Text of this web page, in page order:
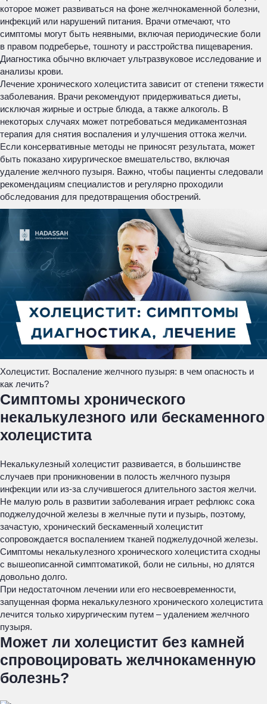
которое может развиваться на фоне желчнокаменной болезни,
инфекций или нарушений питания. Врачи отмечают, что
симптомы могут быть неявными, включая периодические боли
в правом подреберье, тошноту и расстройства пищеварения.
Диагностика обычно включает ультразвуковое исследование и
анализы крови.
Лечение хронического холецистита зависит от степени тяжести
заболевания. Врачи рекомендуют придерживаться диеты,
исключая жирные и острые блюда, а также алкоголь. В
некоторых случаях может потребоваться медикаментозная
терапия для снятия воспаления и улучшения оттока желчи.
Если консервативные методы не приносят результата, может
быть показано хирургическое вмешательство, включая
удаление желчного пузыря. Важно, чтобы пациенты следовали
рекомендациям специалистов и регулярно проходили
обследования для предотвращения обострений.
Холецистит. Воспаление желчного пузыря: в чем опасность и
как лечить?
Симптомы хронического
некалькулезного или бескаменного
холецистита
Некалькулезный холецистит развивается, в большинстве
случаев при проникновении в полость желчного пузыря
инфекции или из-за случившегося длительного застоя желчи.
Не малую роль в развитии заболевания играет рефлюкс сока
поджелудочной железы в желчные пути и пузырь, поэтому,
зачастую, хронический бескаменный холецистит
сопровождается воспалением тканей поджелудочной железы.
Симптомы некалькулезного хронического холецистита сходны
с вышеописанной симптоматикой, боли не сильны, но длятся
довольно долго.
При недостаточном лечении или его несвоевременности,
запущенная форма некалькулезного хронического холецистита
лечится только хирургическим путем – удалением желчного
пузыря.
Может ли холецистит без камней
спровоцировать желчнокаменную
болезнь?